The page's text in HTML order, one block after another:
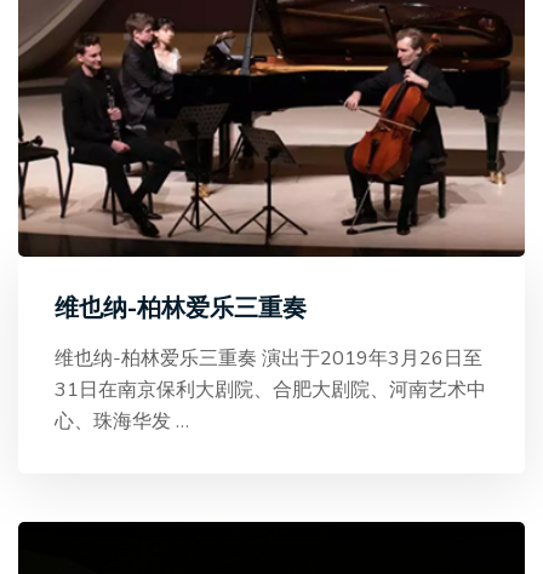
维也纳-柏林爱乐三重奏
维也纳-柏林爱乐三重奏 演出于2019年3月26日至
31日在南京保利大剧院、合肥大剧院、河南艺术中
心、珠海华发 …